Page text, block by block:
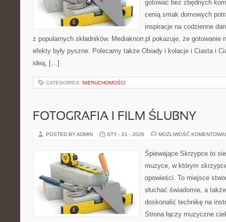
gotować bez zbędnych
cenią smak domowych
inspiracje na codzienne
z popularnych składników. Mediaknorr.pl pokazuje, że gotowanie
efekty były pyszne. Polecamy także Obiady i kolacje i Ciasta i
ideą, […]
CATEGORIES: NIERUCHOMOŚCI
FOTOGRAFIA I FILM ŚLUBNY
POSTED BY ADMIN STY - 21 - 2026 MOŻLIWOŚĆ
Śpiewające Skrzypce to
muzyce, w którym
opowieści. To miejsce
słuchać świadomie, a
doskonalić technikę na
Strona łączy muzyczne